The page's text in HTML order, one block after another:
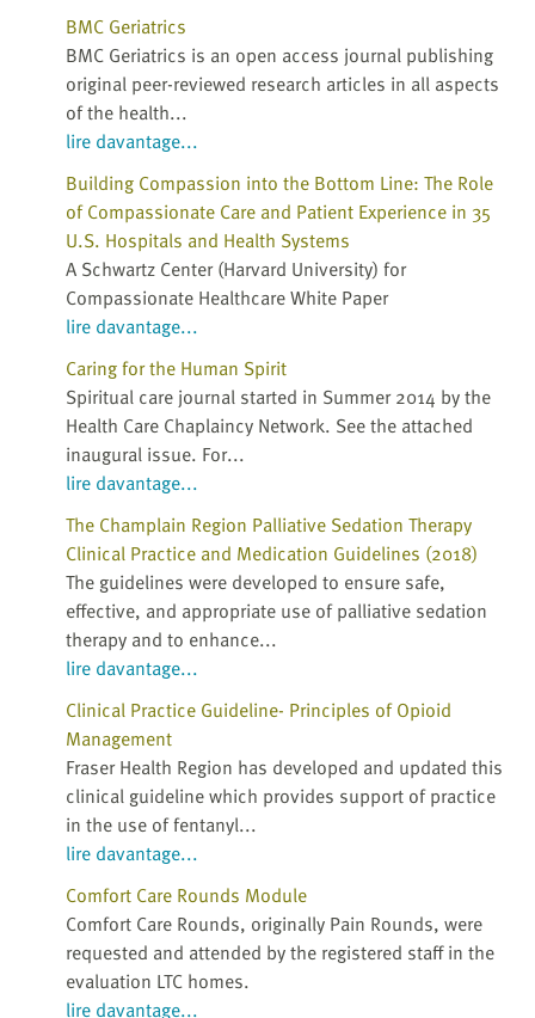
BMC Geriatrics
BMC Geriatrics is an open access journal publishing
original peer-reviewed research articles in all aspects
of the health...
lire davantage...
Building Compassion into the Bottom Line: The Role
of Compassionate Care and Patient Experience in 35
U.S. Hospitals and Health Systems
A Schwartz Center (Harvard University) for
Compassionate Healthcare White Paper
lire davantage...
Caring for the Human Spirit
Spiritual care journal started in Summer 2014 by the
Health Care Chaplaincy Network. See the attached
inaugural issue. For...
lire davantage...
The Champlain Region Palliative Sedation Therapy
Clinical Practice and Medication Guidelines (2018)
The guidelines were developed to ensure safe,
effective, and appropriate use of palliative sedation
therapy and to enhance...
lire davantage...
Clinical Practice Guideline- Principles of Opioid
Management
Fraser Health Region has developed and updated this
clinical guideline which provides support of practice
in the use of fentanyl...
lire davantage...
Comfort Care Rounds Module
Comfort Care Rounds, originally Pain Rounds, were
requested and attended by the registered staff in the
evaluation LTC homes.
lire davantage...